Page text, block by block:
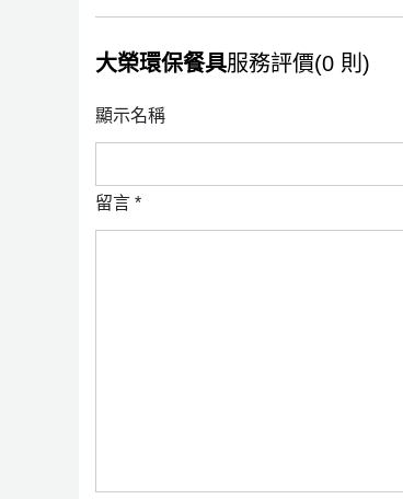
大榮環保餐具服務評價(0 則)
顯示名稱
留言 *